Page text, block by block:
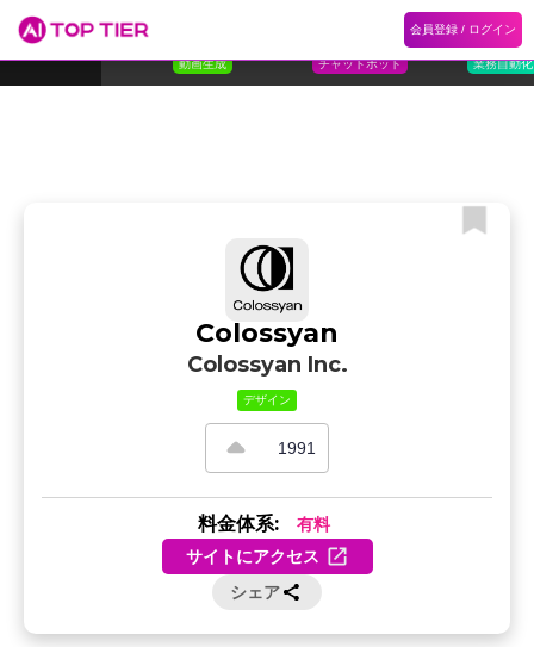
会員登録 / ログイン
ランキング
動画生成 チャットボット
3
Flokzu
業務自動化
Colossyan
Colossyan Inc.
デザイン
1991
料金体系: 有料
サイトにアクセス
シェア
ホーム 記事